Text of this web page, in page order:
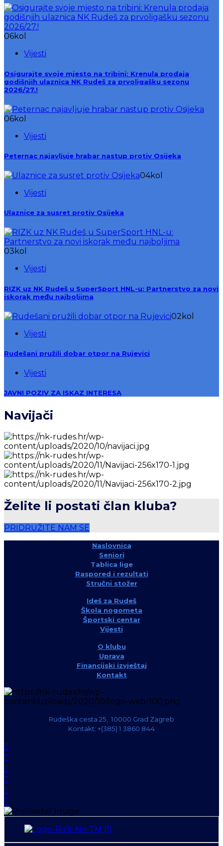
06kol
Vijesti
Osigurajte svoje mjesto na tribini: Krenula prodaja
godišnjih ulaznica NK Rudeš za prvoligašku sezonu
2026/27.!
06kol
Vijesti
Peternac najavljuje hrabar nastup protiv Osijeka
04kol
Vijesti
Ulaznice za susret protiv Osijeka
03 kol
Vijesti
RIZK uz NK Rudeš u SuperSport HNL-u: Partnerstvo za novi
iskorak među najboljima
02 kol
Vijesti
Rudešani pružili dobar otpor na Rujevici
Vijesti
JAVNI POZIV ZA ISKAZ INTERESA
Navijači
Želite li postati član kluba?
PRIDRUŽITE NAM SE
Naslovnica
Seniori
Tablica lige
Raspored i rezultati
Stručni stožer
Ideš za Rudeš
Škola nogometa
Športski centar
Vijesti
O klubu
Uprava
Financijski izvještaj
Kontakt
Rudeška cesta 25, 10000 Grad Zagreb
Kontakt: +(385) 1 3860 844